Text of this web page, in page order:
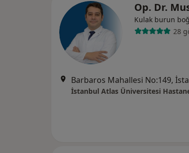
Op. Dr.
Kulak burun
28
Barbaros Mahallesi No:149,
İstanbul Atlas Üniversitesi